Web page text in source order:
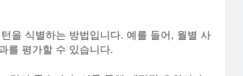
을 식별하는 방법입니다. 예를 들어, 월별 사
를 평가할 수 있습니다.